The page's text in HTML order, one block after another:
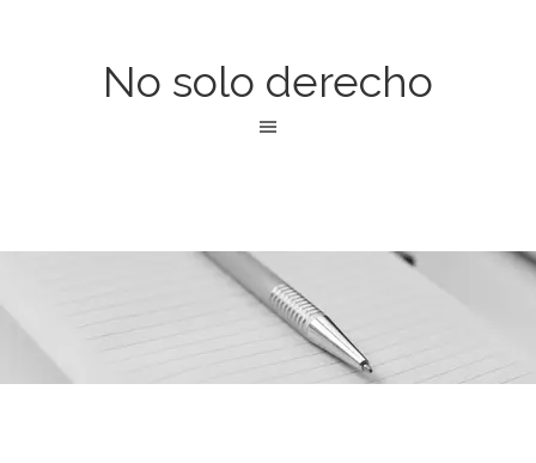
No solo derecho